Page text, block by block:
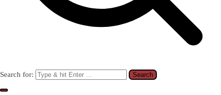
Search for: